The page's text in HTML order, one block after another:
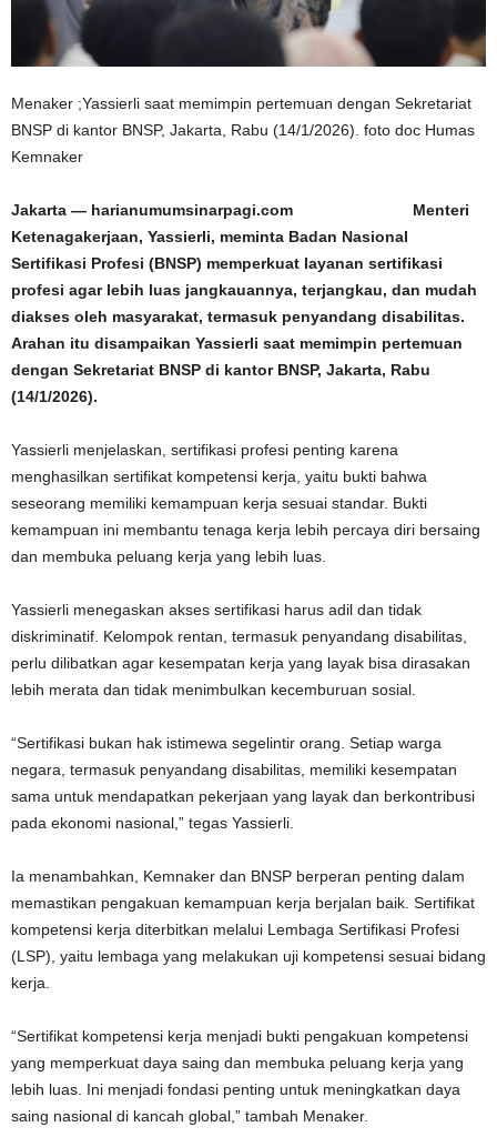
Menaker ;Yassierli saat memimpin pertemuan dengan Sekretariat
BNSP di kantor BNSP, Jakarta, Rabu (14/1/2026). foto doc Humas
Kemnaker
Jakarta — harianumumsinarpagi.com Menteri
Ketenagakerjaan, Yassierli, meminta Badan Nasional
Sertifikasi Profesi (BNSP) memperkuat layanan sertifikasi
profesi agar lebih luas jangkauannya, terjangkau, dan mudah
diakses oleh masyarakat, termasuk penyandang disabilitas.
Arahan itu disampaikan Yassierli saat memimpin pertemuan
dengan Sekretariat BNSP di kantor BNSP, Jakarta, Rabu
(14/1/2026).
Yassierli menjelaskan, sertifikasi profesi penting karena
menghasilkan sertifikat kompetensi kerja, yaitu bukti bahwa
seseorang memiliki kemampuan kerja sesuai standar. Bukti
kemampuan ini membantu tenaga kerja lebih percaya diri bersaing
dan membuka peluang kerja yang lebih luas.
Yassierli menegaskan akses sertifikasi harus adil dan tidak
diskriminatif. Kelompok rentan, termasuk penyandang disabilitas,
perlu dilibatkan agar kesempatan kerja yang layak bisa dirasakan
lebih merata dan tidak menimbulkan kecemburuan sosial.
“Sertifikasi bukan hak istimewa segelintir orang. Setiap warga
negara, termasuk penyandang disabilitas, memiliki kesempatan
sama untuk mendapatkan pekerjaan yang layak dan berkontribusi
pada ekonomi nasional,” tegas Yassierli.
Ia menambahkan, Kemnaker dan BNSP berperan penting dalam
memastikan pengakuan kemampuan kerja berjalan baik. Sertifikat
kompetensi kerja diterbitkan melalui Lembaga Sertifikasi Profesi
(LSP), yaitu lembaga yang melakukan uji kompetensi sesuai bidang
kerja.
“Sertifikat kompetensi kerja menjadi bukti pengakuan kompetensi
yang memperkuat daya saing dan membuka peluang kerja yang
lebih luas. Ini menjadi fondasi penting untuk meningkatkan daya
saing nasional di kancah global,” tambah Menaker.